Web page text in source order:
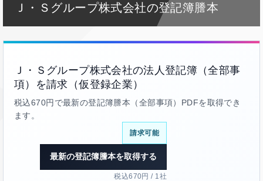
Ｊ・Ｓグループ株式会社の登記簿謄本
Ｊ・Ｓグループ株式会社の法人登記簿（全部事
項）を請求（仮登録企業）
税込670円で最新の登記簿謄本（全部事項）PDFを取得でき
ます。
請求可能
最新の登記簿謄本を取得する
税込670円 / 1社